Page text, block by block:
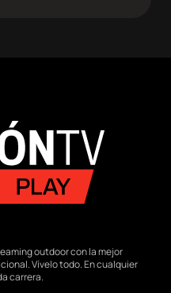
outdoor con la mejor
Vívelo todo. En cualquier
carrera.